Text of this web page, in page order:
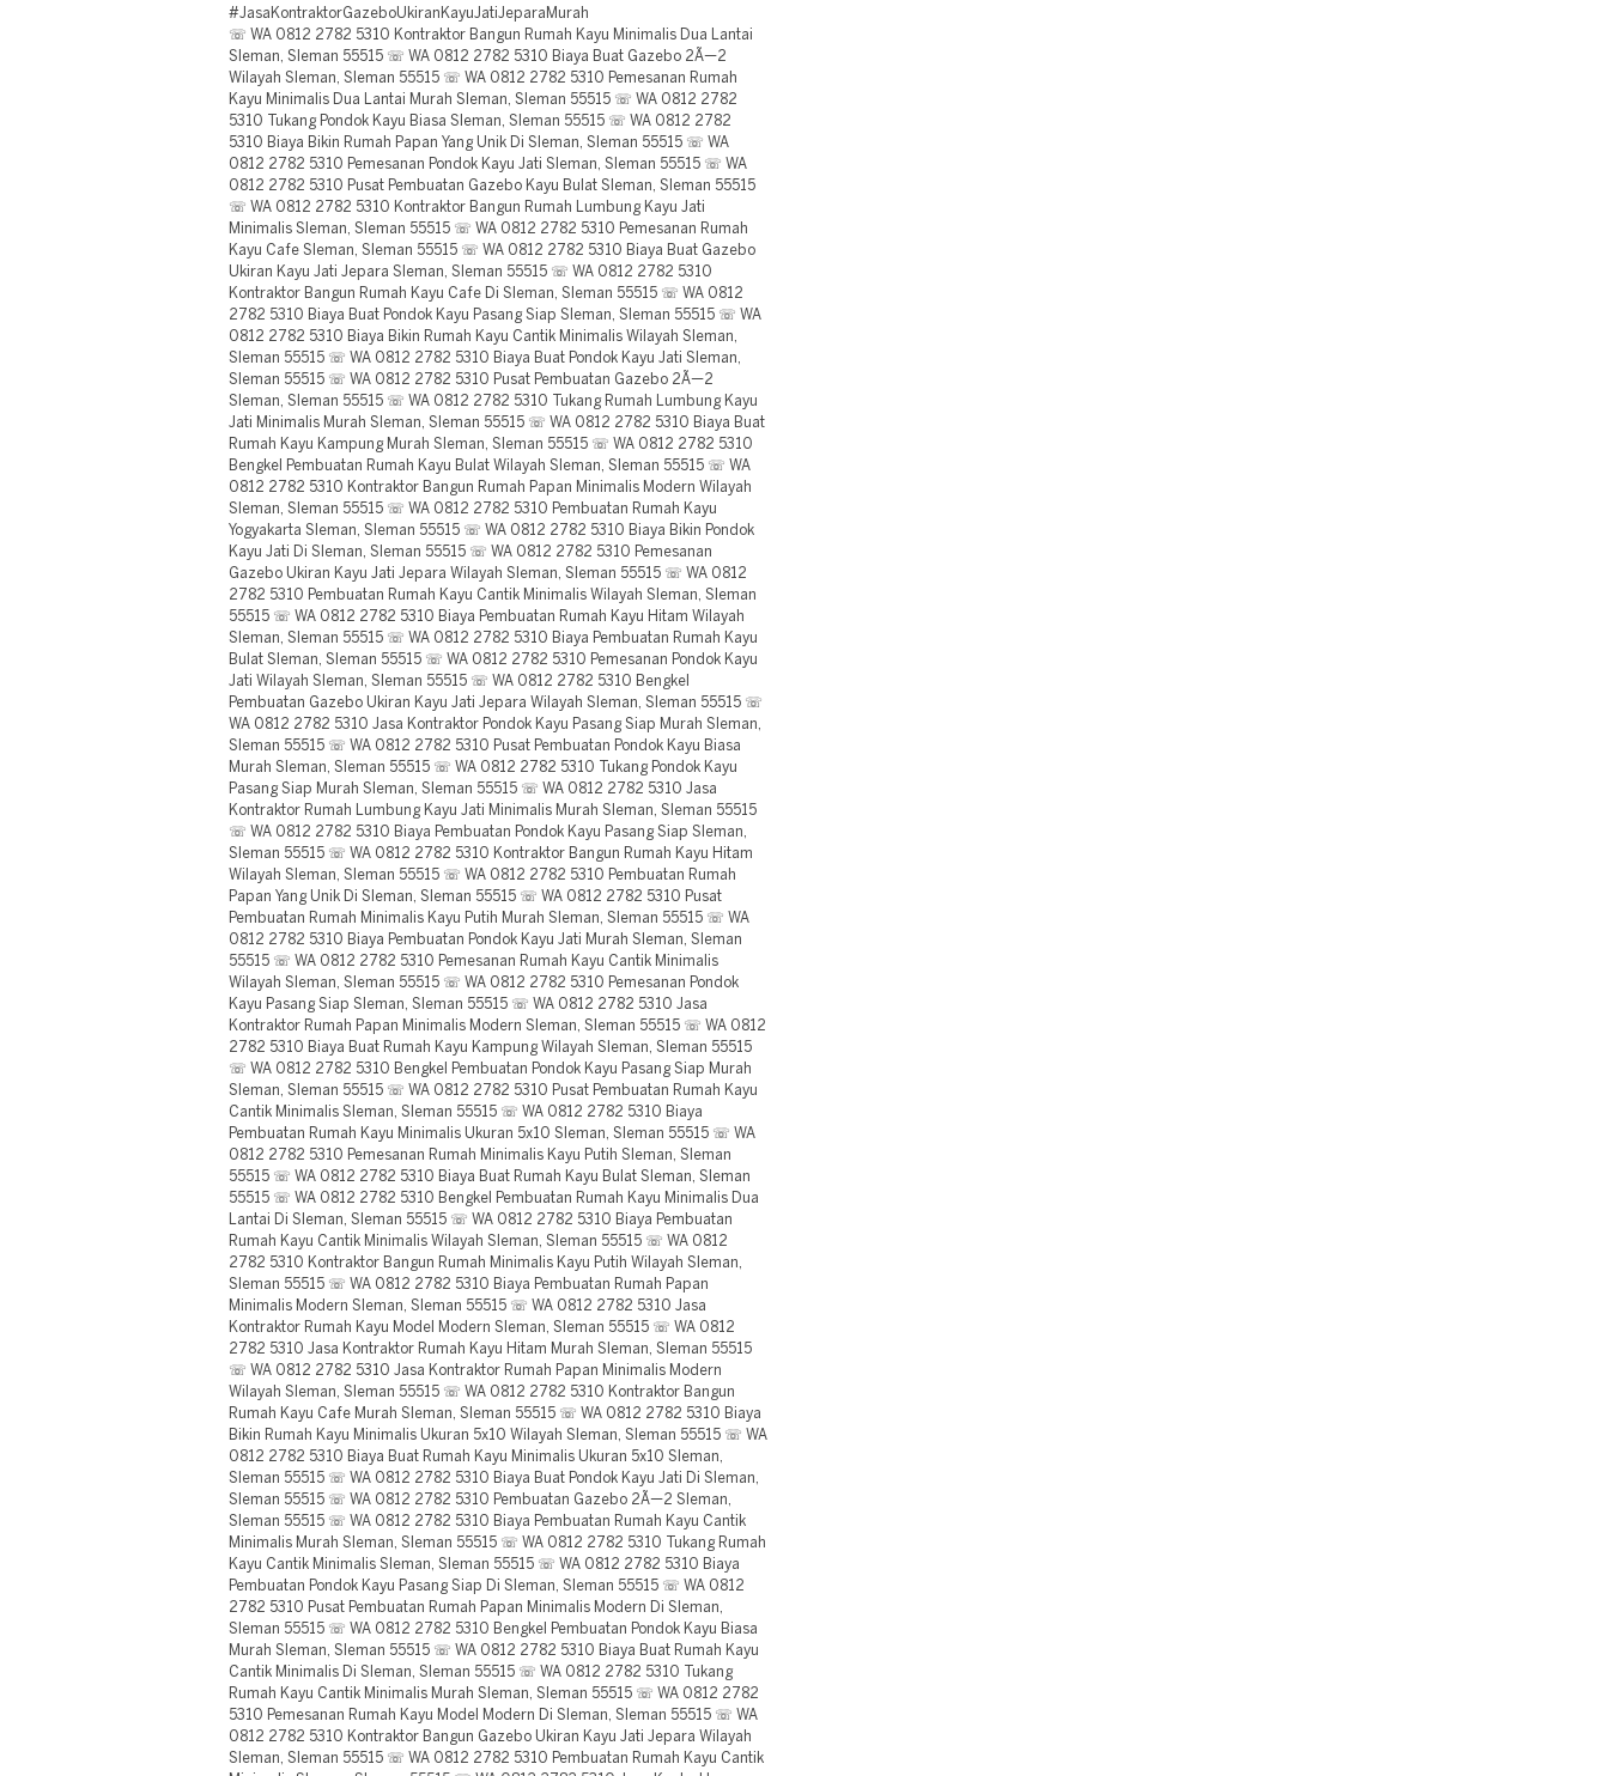
#JasaKontraktorGazeboUkiranKayuJatiJeparaMurah
☏ WA 0812 2782 5310 Kontraktor Bangun Rumah Kayu Minimalis Dua Lantai
Sleman, Sleman 55515 ☏ WA 0812 2782 5310 Biaya Buat Gazebo 2Ã—2
Wilayah Sleman, Sleman 55515 ☏ WA 0812 2782 5310 Pemesanan Rumah
Kayu Minimalis Dua Lantai Murah Sleman, Sleman 55515 ☏ WA 0812 2782
5310 Tukang Pondok Kayu Biasa Sleman, Sleman 55515 ☏ WA 0812 2782
5310 Biaya Bikin Rumah Papan Yang Unik Di Sleman, Sleman 55515 ☏ WA
0812 2782 5310 Pemesanan Pondok Kayu Jati Sleman, Sleman 55515 ☏ WA
0812 2782 5310 Pusat Pembuatan Gazebo Kayu Bulat Sleman, Sleman 55515
☏ WA 0812 2782 5310 Kontraktor Bangun Rumah Lumbung Kayu Jati
Minimalis Sleman, Sleman 55515 ☏ WA 0812 2782 5310 Pemesanan Rumah
Kayu Cafe Sleman, Sleman 55515 ☏ WA 0812 2782 5310 Biaya Buat Gazebo
Ukiran Kayu Jati Jepara Sleman, Sleman 55515 ☏ WA 0812 2782 5310
Kontraktor Bangun Rumah Kayu Cafe Di Sleman, Sleman 55515 ☏ WA 0812
2782 5310 Biaya Buat Pondok Kayu Pasang Siap Sleman, Sleman 55515 ☏ WA
0812 2782 5310 Biaya Bikin Rumah Kayu Cantik Minimalis Wilayah Sleman,
Sleman 55515 ☏ WA 0812 2782 5310 Biaya Buat Pondok Kayu Jati Sleman,
Sleman 55515 ☏ WA 0812 2782 5310 Pusat Pembuatan Gazebo 2Ã—2
Sleman, Sleman 55515 ☏ WA 0812 2782 5310 Tukang Rumah Lumbung Kayu
Jati Minimalis Murah Sleman, Sleman 55515 ☏ WA 0812 2782 5310 Biaya Buat
Rumah Kayu Kampung Murah Sleman, Sleman 55515 ☏ WA 0812 2782 5310
Bengkel Pembuatan Rumah Kayu Bulat Wilayah Sleman, Sleman 55515 ☏ WA
0812 2782 5310 Kontraktor Bangun Rumah Papan Minimalis Modern Wilayah
Sleman, Sleman 55515 ☏ WA 0812 2782 5310 Pembuatan Rumah Kayu
Yogyakarta Sleman, Sleman 55515 ☏ WA 0812 2782 5310 Biaya Bikin Pondok
Kayu Jati Di Sleman, Sleman 55515 ☏ WA 0812 2782 5310 Pemesanan
Gazebo Ukiran Kayu Jati Jepara Wilayah Sleman, Sleman 55515 ☏ WA 0812
2782 5310 Pembuatan Rumah Kayu Cantik Minimalis Wilayah Sleman, Sleman
55515 ☏ WA 0812 2782 5310 Biaya Pembuatan Rumah Kayu Hitam Wilayah
Sleman, Sleman 55515 ☏ WA 0812 2782 5310 Biaya Pembuatan Rumah Kayu
Bulat Sleman, Sleman 55515 ☏ WA 0812 2782 5310 Pemesanan Pondok Kayu
Jati Wilayah Sleman, Sleman 55515 ☏ WA 0812 2782 5310 Bengkel
Pembuatan Gazebo Ukiran Kayu Jati Jepara Wilayah Sleman, Sleman 55515 ☏
WA 0812 2782 5310 Jasa Kontraktor Pondok Kayu Pasang Siap Murah Sleman,
Sleman 55515 ☏ WA 0812 2782 5310 Pusat Pembuatan Pondok Kayu Biasa
Murah Sleman, Sleman 55515 ☏ WA 0812 2782 5310 Tukang Pondok Kayu
Pasang Siap Murah Sleman, Sleman 55515 ☏ WA 0812 2782 5310 Jasa
Kontraktor Rumah Lumbung Kayu Jati Minimalis Murah Sleman, Sleman 55515
☏ WA 0812 2782 5310 Biaya Pembuatan Pondok Kayu Pasang Siap Sleman,
Sleman 55515 ☏ WA 0812 2782 5310 Kontraktor Bangun Rumah Kayu Hitam
Wilayah Sleman, Sleman 55515 ☏ WA 0812 2782 5310 Pembuatan Rumah
Papan Yang Unik Di Sleman, Sleman 55515 ☏ WA 0812 2782 5310 Pusat
Pembuatan Rumah Minimalis Kayu Putih Murah Sleman, Sleman 55515 ☏ WA
0812 2782 5310 Biaya Pembuatan Pondok Kayu Jati Murah Sleman, Sleman
55515 ☏ WA 0812 2782 5310 Pemesanan Rumah Kayu Cantik Minimalis
Wilayah Sleman, Sleman 55515 ☏ WA 0812 2782 5310 Pemesanan Pondok
Kayu Pasang Siap Sleman, Sleman 55515 ☏ WA 0812 2782 5310 Jasa
Kontraktor Rumah Papan Minimalis Modern Sleman, Sleman 55515 ☏ WA 0812
2782 5310 Biaya Buat Rumah Kayu Kampung Wilayah Sleman, Sleman 55515
☏ WA 0812 2782 5310 Bengkel Pembuatan Pondok Kayu Pasang Siap Murah
Sleman, Sleman 55515 ☏ WA 0812 2782 5310 Pusat Pembuatan Rumah Kayu
Cantik Minimalis Sleman, Sleman 55515 ☏ WA 0812 2782 5310 Biaya
Pembuatan Rumah Kayu Minimalis Ukuran 5x10 Sleman, Sleman 55515 ☏ WA
0812 2782 5310 Pemesanan Rumah Minimalis Kayu Putih Sleman, Sleman
55515 ☏ WA 0812 2782 5310 Biaya Buat Rumah Kayu Bulat Sleman, Sleman
55515 ☏ WA 0812 2782 5310 Bengkel Pembuatan Rumah Kayu Minimalis Dua
Lantai Di Sleman, Sleman 55515 ☏ WA 0812 2782 5310 Biaya Pembuatan
Rumah Kayu Cantik Minimalis Wilayah Sleman, Sleman 55515 ☏ WA 0812
2782 5310 Kontraktor Bangun Rumah Minimalis Kayu Putih Wilayah Sleman,
Sleman 55515 ☏ WA 0812 2782 5310 Biaya Pembuatan Rumah Papan
Minimalis Modern Sleman, Sleman 55515 ☏ WA 0812 2782 5310 Jasa
Kontraktor Rumah Kayu Model Modern Sleman, Sleman 55515 ☏ WA 0812
2782 5310 Jasa Kontraktor Rumah Kayu Hitam Murah Sleman, Sleman 55515
☏ WA 0812 2782 5310 Jasa Kontraktor Rumah Papan Minimalis Modern
Wilayah Sleman, Sleman 55515 ☏ WA 0812 2782 5310 Kontraktor Bangun
Rumah Kayu Cafe Murah Sleman, Sleman 55515 ☏ WA 0812 2782 5310 Biaya
Bikin Rumah Kayu Minimalis Ukuran 5x10 Wilayah Sleman, Sleman 55515 ☏ WA
0812 2782 5310 Biaya Buat Rumah Kayu Minimalis Ukuran 5x10 Sleman,
Sleman 55515 ☏ WA 0812 2782 5310 Biaya Buat Pondok Kayu Jati Di Sleman,
Sleman 55515 ☏ WA 0812 2782 5310 Pembuatan Gazebo 2Ã—2 Sleman,
Sleman 55515 ☏ WA 0812 2782 5310 Biaya Pembuatan Rumah Kayu Cantik
Minimalis Murah Sleman, Sleman 55515 ☏ WA 0812 2782 5310 Tukang Rumah
Kayu Cantik Minimalis Sleman, Sleman 55515 ☏ WA 0812 2782 5310 Biaya
Pembuatan Pondok Kayu Pasang Siap Di Sleman, Sleman 55515 ☏ WA 0812
2782 5310 Pusat Pembuatan Rumah Papan Minimalis Modern Di Sleman,
Sleman 55515 ☏ WA 0812 2782 5310 Bengkel Pembuatan Pondok Kayu Biasa
Murah Sleman, Sleman 55515 ☏ WA 0812 2782 5310 Biaya Buat Rumah Kayu
Cantik Minimalis Di Sleman, Sleman 55515 ☏ WA 0812 2782 5310 Tukang
Rumah Kayu Cantik Minimalis Murah Sleman, Sleman 55515 ☏ WA 0812 2782
5310 Pemesanan Rumah Kayu Model Modern Di Sleman, Sleman 55515 ☏ WA
0812 2782 5310 Kontraktor Bangun Gazebo Ukiran Kayu Jati Jepara Wilayah
Sleman, Sleman 55515 ☏ WA 0812 2782 5310 Pembuatan Rumah Kayu Cantik